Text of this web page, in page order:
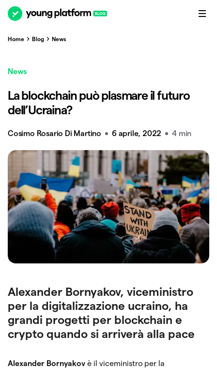
Home Blog News
News
La blockchain può plasmare il futuro
dell’Ucraina?
Cosimo Rosario Di Martino 6 aprile, 2022 4 min
Alexander Bornyakov, viceministro
per la digitalizzazione ucraino, ha
grandi progetti per blockchain e
crypto quando si arriverà alla pace
Alexander Bornyakov è il viceministro per la